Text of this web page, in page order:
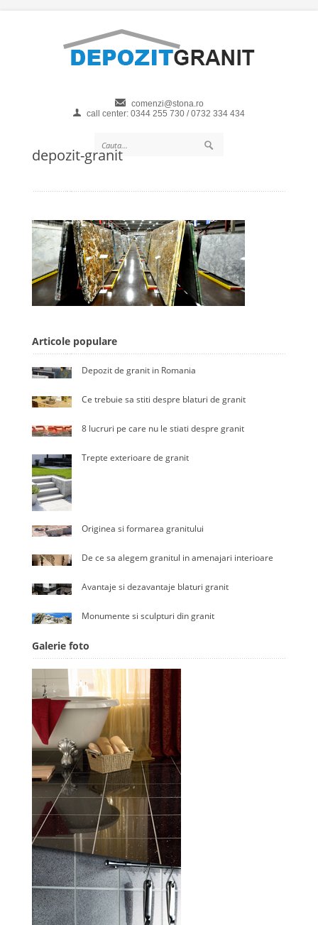
comenzi@stona.ro
call center: 0344 255 730 / 0732 334 434
depozit-granit
Articole populare
Depozit de granit in Romania
Ce trebuie sa stiti despre blaturi de granit
8 lucruri pe care nu le stiati despre granit
Trepte exterioare de granit
Originea si formarea granitului
De ce sa alegem granitul in amenajari interioare
Avantaje si dezavantaje blaturi granit
Monumente si sculpturi din granit
Galerie foto